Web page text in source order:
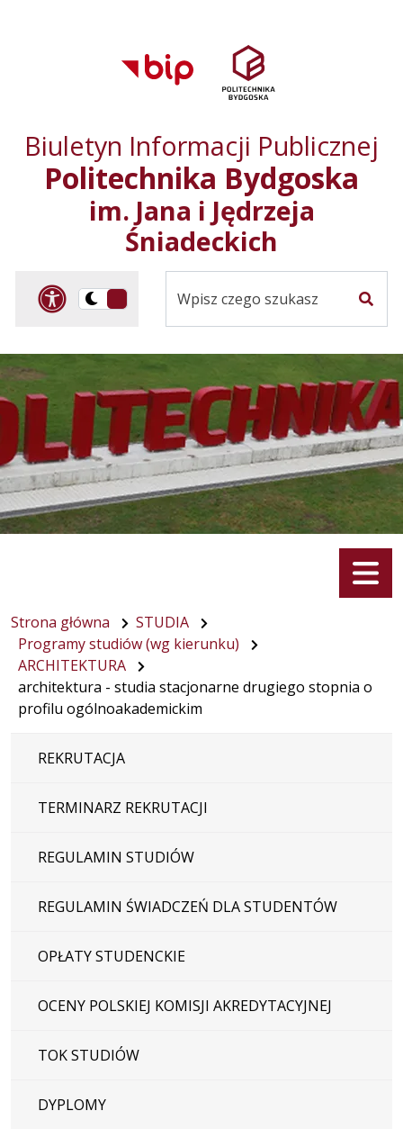
głównego menu
serwisu
Biuletyn Informacji Publicznej
Politechnika Bydgoska
im. Jana i Jędrzeja
Śniadeckich
Panel dostosowania
Przelącz
kontrastowa
Menu
Strona główna
STUDIA
Programy studiów (wg kierunku)
ARCHITEKTURA
architektura - studia stacjonarne drugiego stopnia o
profilu ogólnoakademickim
REKRUTACJA
TERMINARZ REKRUTACJI
REGULAMIN STUDIÓW
REGULAMIN ŚWIADCZEŃ DLA STUDENTÓW
OPŁATY STUDENCKIE
OCENY POLSKIEJ KOMISJI AKREDYTACYJNEJ
TOK STUDIÓW
DYPLOMY